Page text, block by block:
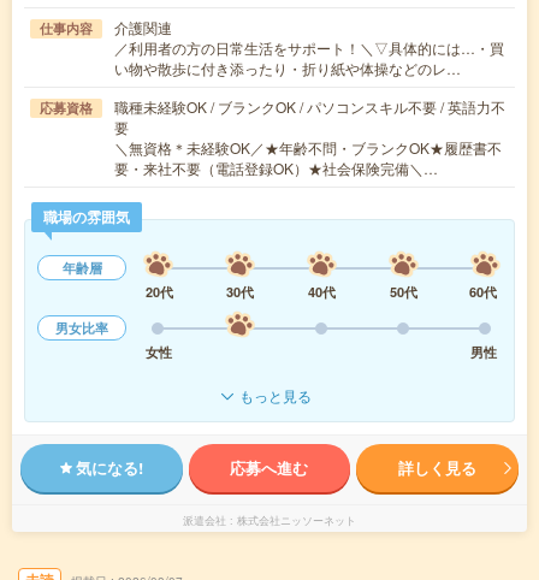
仕事内容
介護関連
／利用者の方の日常生活をサポート！＼▽具体的には…・買
い物や散歩に付き添ったり・折り紙や体操などのレ…
応募資格
職種未経験OK / ブランクOK / パソコンスキル不要 / 英語力不
要
＼無資格＊未経験OK／★年齢不問・ブランクOK★履歴書不
要・来社不要（電話登録OK）★社会保険完備＼…
職場の雰囲気
年齢層
20代
30代 40代 50代
60代
男女比率
女性
男性
もっと見る
気になる! 応募へ進む 詳しく見る
派遣会社 株式会社ニッソーネット